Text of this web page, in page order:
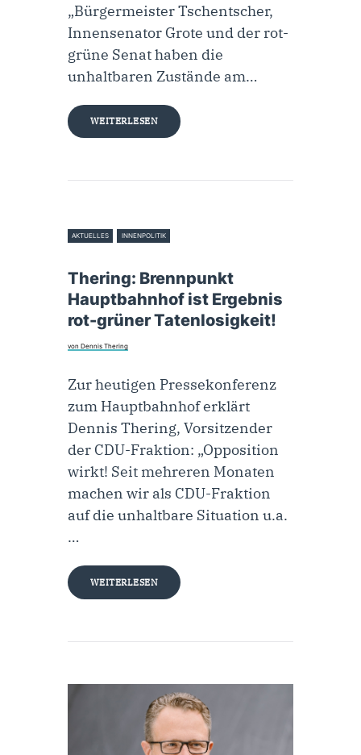
„Bürgermeister Tschentscher,
Innensenator Grote und der rot-
grüne Senat haben die
unhaltbaren Zustände am…
WEITERLESEN
AKTUELLES INNENPOLITIK
Thering: Brennpunkt
Hauptbahnhof ist Ergebnis
rot-grüner Tatenlosigkeit!
von Dennis Thering
Zur heutigen Pressekonferenz
zum Hauptbahnhof erklärt
Dennis Thering, Vorsitzender
der CDU-Fraktion: „Opposition
wirkt! Seit mehreren Monaten
machen wir als CDU-Fraktion
auf die unhaltbare Situation u.a.
…
WEITERLESEN